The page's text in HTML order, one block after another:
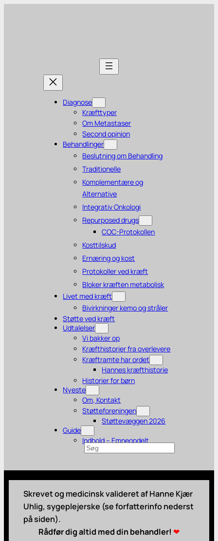
Diagnose
Kræfttyper
Om Metastaser
Second opinion
Behandlinger
Beslutning om Behandling
Traditionelle
Komplementære og
Alternative
Integrativ Onkologi
Repurposed drugs
COC-Protokollen
Kosttilskud
Ernæring og kost
Protokoller ved kræft
Bloker kræften metabolisk
Livet med kræft
Bivirkninger kemo og stråler
Støtte ved kræft
Udtalelser
Vi bakker op
Kræfthistorier fra overlevere
Kræftramte har ordet
Hannes kræfthistorie
Historier for børn
Nyeste
Om, Kontakt
Støtteforeningen
Støttevæggen 2026
Guide
Indhold – Emneopdelt
Søg
Skrevet og medicinsk valideret af Hanne Kjær
Uhlig, sygeplejerske (se forfatterinfo nederst
på siden).
Rådfør dig altid med din behandler! ❤